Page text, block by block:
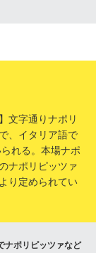
文字通りナポリ
、イタリア語で
れる。本場ナポ
ナポリピッツァ
り定められてい
ナポリピッツァなど